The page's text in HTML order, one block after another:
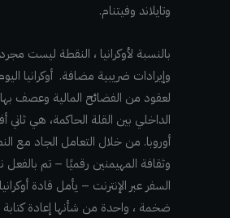
وتايلاند وفيتنام.
بالنسبة لأوكرانيا ، النقطة ليست
وإيرادات ضريبية مضافة. أوكرانيا
لعقود من الفضائح المالية وعصف بها
الداخلي بين القلة الحاكمة، هي ثاني
أوروبا. من خلال التعامل الجاد مع
وثقافة المهيمنين رقميًا – تم بالفعل
السفر عبر الإنترنت – يأمل قادة
ضخمة ، واحدة من شأنها إعادة